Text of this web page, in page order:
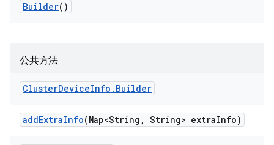
Builder()
公共方法
ClusterDeviceInfo . Builder
addExtraInfo(Map<String , String> extraInfo)